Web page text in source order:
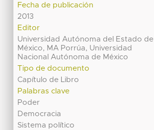
Fecha de publicación
2013
Editor
Universidad Autónoma del Estado de
México, MA Porrúa, Universidad
Nacional Autónoma de México
Tipo de documento
Capítulo de Libro
Palabras clave
Poder
Democracia
Sistema político